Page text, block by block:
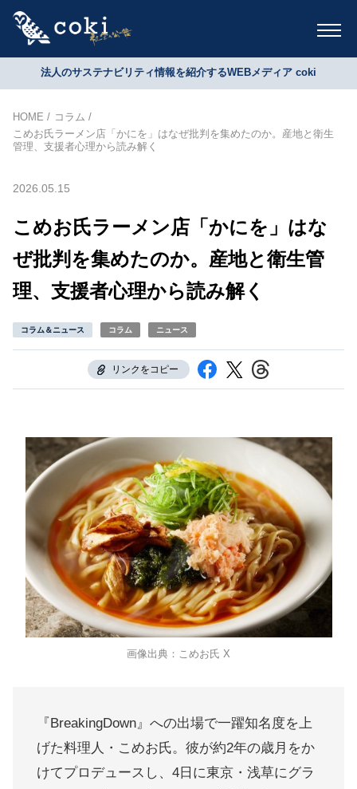
法人のサステナビリティ情報を紹介するWEBメディア coki
HOME
コラム
こめお氏ラーメン店「かにを」はなぜ批判を集めたのか。産地と衛生
管理、支援者心理から読み解く
2026.05.15
こめお氏ラーメン店「かにを」はな
ぜ批判を集めたのか。産地と衛生管
理、支援者心理から読み解く
コラム＆ニュース コラム ニュース
リンクをコピー
画像出典：こめお氏 X
『BreakingDown』への出場で一躍知名度を上
げた料理人・こめお氏。彼が約2年の歳月をか
けてプロデュースし、4日に東京・浅草にグラ